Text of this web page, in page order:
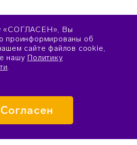
«СОГЛАСЕН», Вы
проинформированы об
сайте файлов cookie,
нашу Политику
.
Согласен